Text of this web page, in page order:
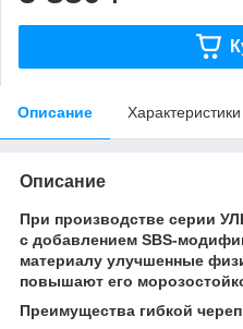
Описание Характеристики
Описание
При производстве серии
с добавлением SBS-
материалу улучшенные
повышают его
Преимущества гибкой